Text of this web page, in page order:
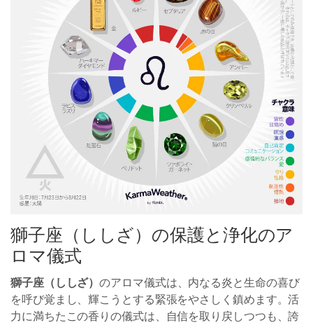
獅子座（ししざ）の保護と浄化のア
ロマ儀式
獅子座（ししざ）のアロマ儀式は、内なる炎と生命の喜び
を呼び覚まし、輝こうとする緊張をやさしく鎮めます。活
力に満ちたこの香りの儀式は、自信を取り戻しつつも、誇